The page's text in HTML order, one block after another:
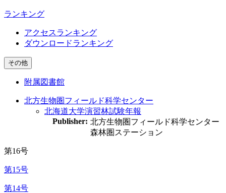
ランキング
アクセスランキング
ダウンロードランキング
その他
附属図書館
北方生物圏フィールド科学センター
北海道大学演習林試験年報
Publisher: 北方生物圏フィールド科学センター
森林圏ステーション
第16号
第15号
第14号